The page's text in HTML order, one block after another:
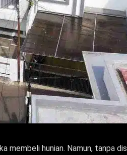
hunian. Namun, tanpa